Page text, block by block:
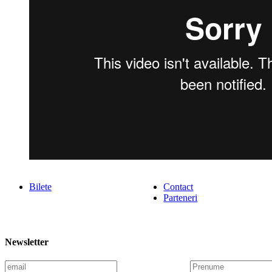
Bilete
Contact
Parteneri
Newsletter
E
P